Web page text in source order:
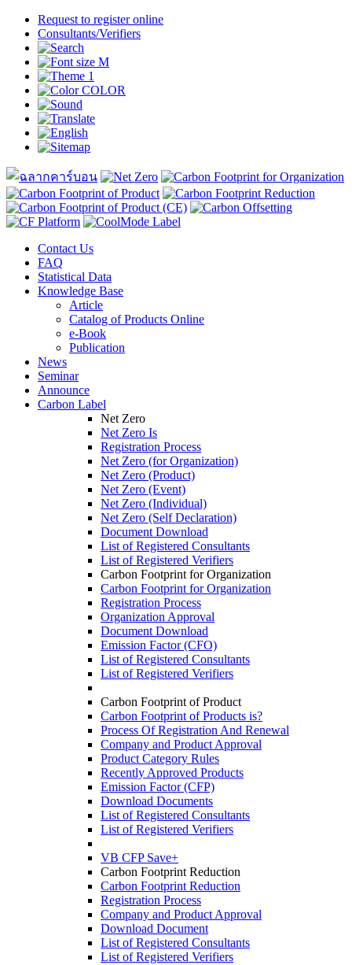
Request to register online
Consultants/Verifiers
Contact Us
FAQ
Statistical Data
Knowledge Base
Article
Catalog of Products Online
e-Book
Publication
News
Seminar
Announce
Carbon Label
Net Zero
Net Zero Is
Registration Process
Net Zero (for Organization)
Net Zero (Product)
Net Zero (Event)
Net Zero (Individual)
Net Zero (Self Declaration)
Document Download
List of Registered Consultants
List of Registered Verifiers
Carbon Footprint for Organization
Carbon Footprint for Organization
Registration Process
Organization Approval
Document Download
Emission Factor (CFO)
List of Registered Consultants
List of Registered Verifiers
Carbon Footprint of Product
Carbon Footprint of Products is?
Process Of Registration And Renewal
Company and Product Approval
Product Category Rules
Recently Approved Products
Emission Factor (CFP)
Download Documents
List of Registered Consultants
List of Registered Verifiers
VB CFP Save+
Carbon Footprint Reduction
Carbon Footprint Reduction
Registration Process
Company and Product Approval
Download Document
List of Registered Consultants
List of Registered Verifiers